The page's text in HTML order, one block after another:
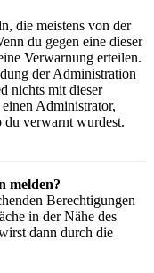
die meistens von der
du gegen eine dieser
Verwarnung erteilen.
der Administration
nichts mit dieser
Administrator,
du verwarnt wurdest.
melden?
Berechtigungen
in der Nähe des
dann durch die